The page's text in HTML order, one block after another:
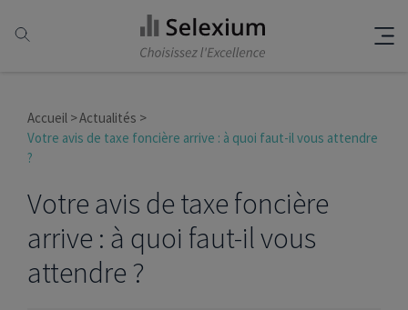
Accueil
Actualités
Votre avis de taxe foncière arrive : à quoi faut-il vous attendre
?
Votre avis de taxe foncière
arrive : à quoi faut-il vous
attendre ?